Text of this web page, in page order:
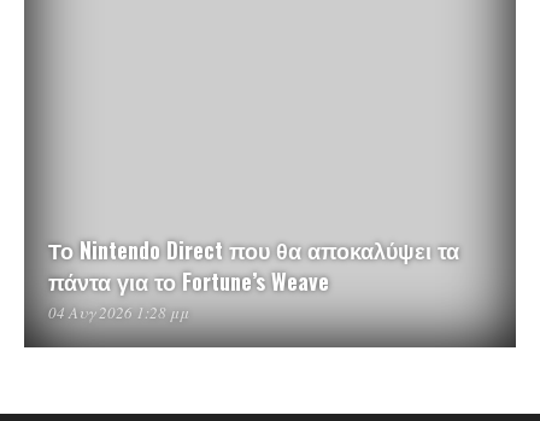
Το Nintendo Direct που θα αποκαλύψει τα
πάντα για το Fortune’s Weave
04 Αυγ 2026 1:28 μμ